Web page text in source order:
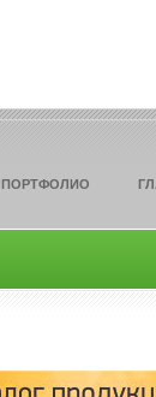
ПОРТФОЛИО